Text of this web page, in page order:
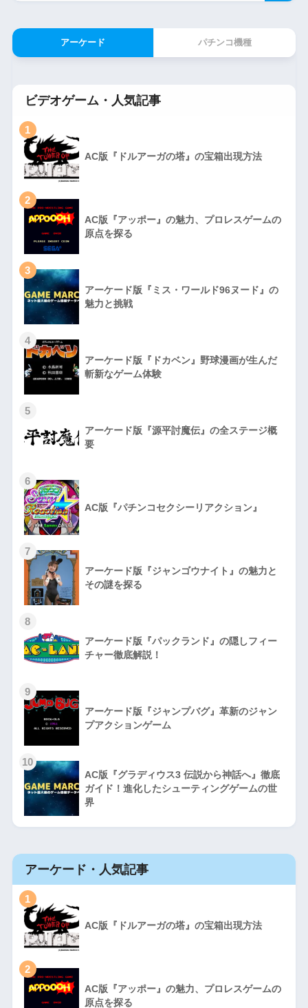
アーケード パチンコ機種
ビデオゲーム・人気記事
1
AC版『ドルアーガの塔』の宝箱出現方法
2
AC版『アッポー』の魅力、プロレスゲームの
原点を探る
3
アーケード版『ミス・ワールド96ヌード』の
魅力と挑戦
4
アーケード版『ドカベン』野球漫画が生んだ
斬新なゲーム体験
5
アーケード版『源平討魔伝』の全ステージ概
要
6
AC版『パチンコセクシーリアクション』
7
アーケード版『ジャンゴウナイト』の魅力と
その謎を探る
8
アーケード版『パックランド』の隠しフィー
チャー徹底解説！
9
アーケード版『ジャンプバグ』革新のジャン
プアクションゲーム
10
AC版『グラディウス3 伝説から神話へ』徹底
ガイド！進化したシューティングゲームの世
界
アーケード・人気記事
1
AC版『ドルアーガの塔』の宝箱出現方法
2
AC版『アッポー』の魅力、プロレスゲームの
原点を探る